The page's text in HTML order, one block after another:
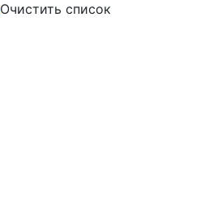
Очистить список